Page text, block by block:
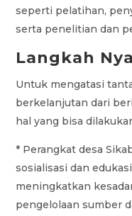
seperti pelatihan,
serta penelitian dan
Langkah
Untuk mengatasi
berkelanjutan dari
hal yang bisa
* Perangkat desa
sosialisasi dan
meningkatkan
pengelolaan sumber